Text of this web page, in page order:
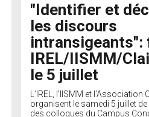
"Identifier et
les discours
IREL/IISMM/
le 5 juillet
L’IREL, l’IISMM et
organisent le samedi 5 juillet
des colloques du Campus